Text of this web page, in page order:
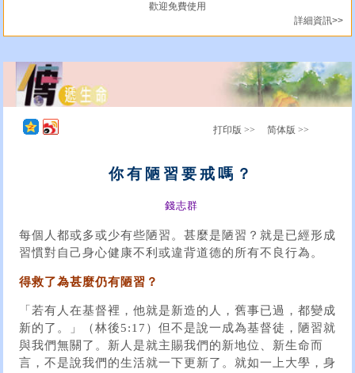
歡迎免費使用
詳細資訊>>
打印版 >> 简体版 >>
你有陋習要戒嗎？
錢志群
每個人都或多或少有些陋習。甚麼是陋習？就是已經形成
習慣對自己身心健康不利或違背道德的所有不良行為。
得救了為甚麼仍有陋習？
「若有人在基督裡，他就是新造的人，舊事已過，都變成
新的了。」（林後5:17）但不是說一成為基督徒，陋習就
與我們無關了。新人是就主賜我們的新地位、新生命而
言，不是說我們的生活就一下更新了。就如一上大學，身